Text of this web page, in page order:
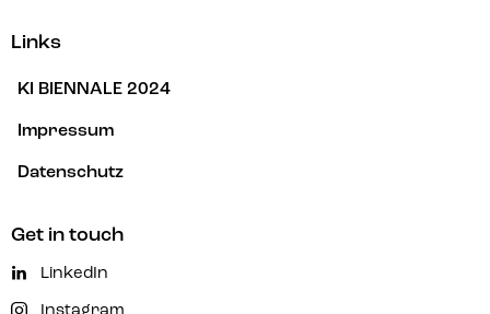
Links
KI BIENNALE 2024
Impressum
Datenschutz
Get in touch
LinkedIn